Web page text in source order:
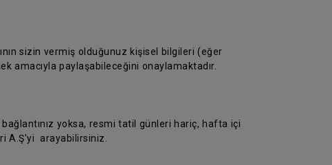
sizin vermiş olduğunuz kişisel bilgileri (eğer
amacıyla paylaşabileceğini onaylamaktadır.
yoksa, resmi tatil günleri hariç, hafta içi
A.Ş'yi arayabilirsiniz.